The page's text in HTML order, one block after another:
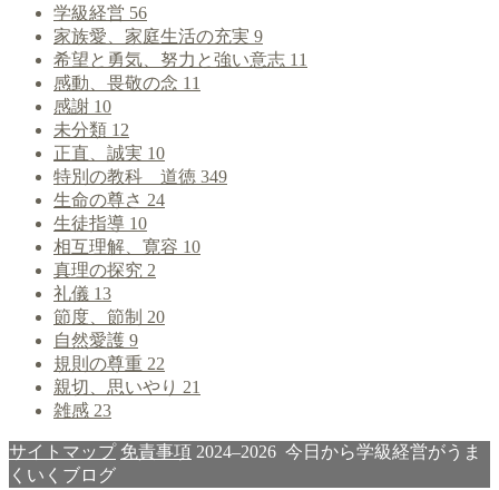
学級経営 56
家族愛、家庭生活の充実 9
希望と勇気、努力と強い意志 11
感動、畏敬の念 11
感謝 10
未分類 12
正直、誠実 10
特別の教科 道徳 349
生命の尊さ 24
生徒指導 10
相互理解、寛容 10
真理の探究 2
礼儀 13
節度、節制 20
自然愛護 9
規則の尊重 22
親切、思いやり 21
雑感 23
サイトマップ 免責事項 2024–2026 今日から学級経営がうま
くいくブログ